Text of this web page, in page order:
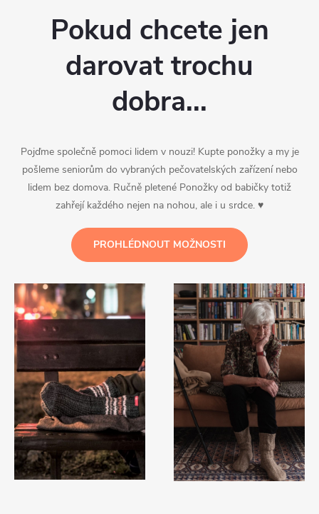
Pokud chcete jen
darovat trochu
dobra...
Pojďme společně pomoci lidem v nouzi! Kupte ponožky a my je
pošleme seniorům do vybraných pečovatelských zařízení nebo
lidem bez domova. Ručně pletené Ponožky od babičky totiž
zahřejí každého nejen na nohou, ale i u srdce. ♥
PROHLÉDNOUT MOŽNOSTI